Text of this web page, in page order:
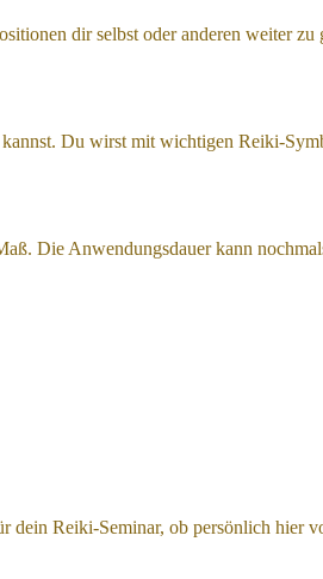
dir selbst oder anderen weiter zu
Du wirst mit wichtigen Reiki-
Die Anwendungsdauer kann
Reiki-Seminar, ob persönlich hier